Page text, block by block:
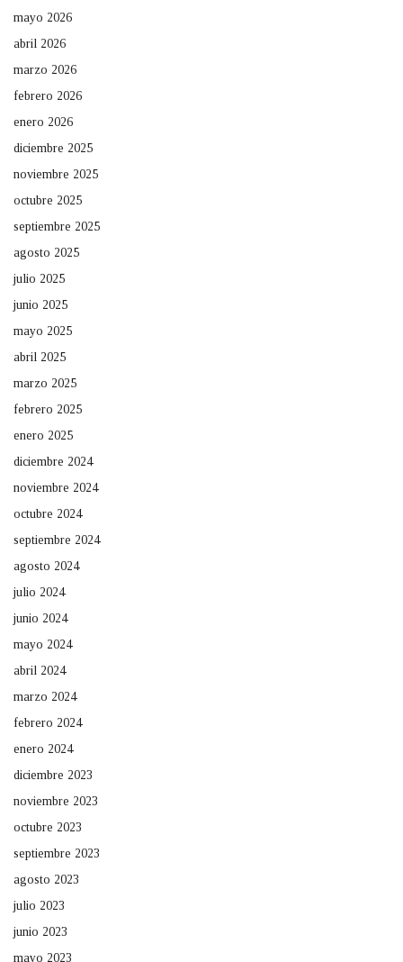
mayo 2026
abril 2026
marzo 2026
febrero 2026
enero 2026
diciembre 2025
noviembre 2025
octubre 2025
septiembre 2025
agosto 2025
julio 2025
junio 2025
mayo 2025
abril 2025
marzo 2025
febrero 2025
enero 2025
diciembre 2024
noviembre 2024
octubre 2024
septiembre 2024
agosto 2024
julio 2024
junio 2024
mayo 2024
abril 2024
marzo 2024
febrero 2024
enero 2024
diciembre 2023
noviembre 2023
octubre 2023
septiembre 2023
agosto 2023
julio 2023
junio 2023
mayo 2023